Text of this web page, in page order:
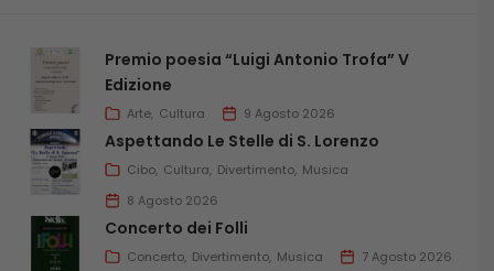
Premio poesia “Luigi Antonio Trofa” V
Edizione
Arte Cultura 9 Agosto 2026
Aspettando Le Stelle di S. Lorenzo
Cibo Cultura Divertimento Musica
8 Agosto 2026
Concerto dei Folli
Concerto Divertimento Musica 7 Agosto 2026